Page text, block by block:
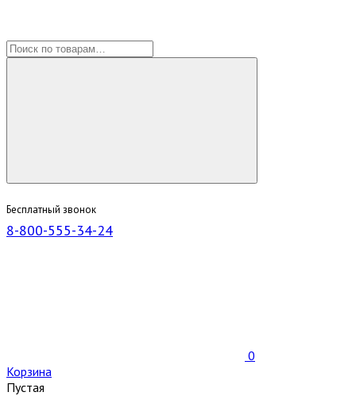
Бесплатный звонок
8-800-555-34-24
0
Корзина
Пустая